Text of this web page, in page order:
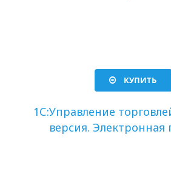
КУПИТЬ
1С:Управление
версия. Электронная